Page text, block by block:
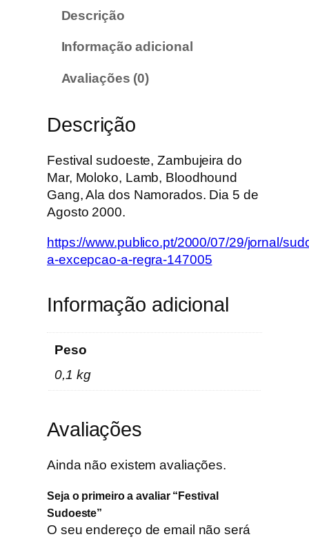
v
a
l
S
d
o
s
t
e
Descrição
Informação adicional
Avaliações (0)
Descrição
Festival sudoeste, Zambujeira do
Mar, Moloko, Lamb, Bloodhound
Gang, Ala dos Namorados. Dia 5 de
Agosto 2000.
https://www.publico.pt/2000/07/29/jornal/
a-excepcao-a-regra-147005
Informação adicional
Peso
0,1 kg
Avaliações
Ainda não existem avaliações.
Seja o primeiro a avaliar “Festival
Sudoeste”
O seu endereço de email não será